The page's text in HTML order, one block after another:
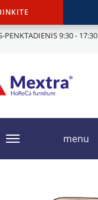
PENKTADIENIS 9:30 - 17:30
menu